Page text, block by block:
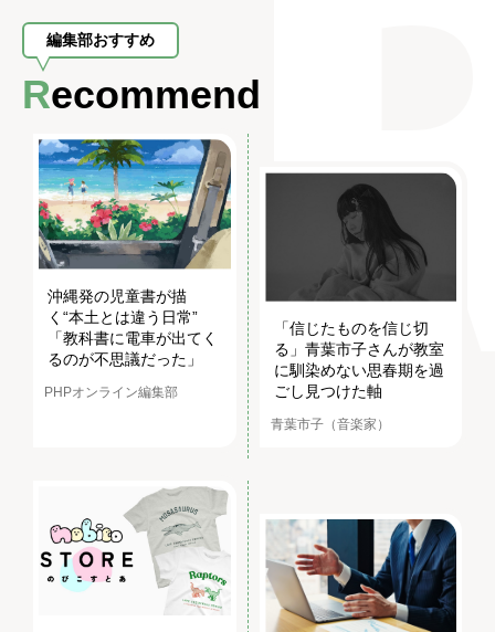
編集部おすすめ
Recommend
沖縄発の児童書が描
く“本土とは違う日常”
「教科書に電車が出てく
るのが不思議だった」
PHPオンライン編集部
「信じたものを信じ切
る」青葉市子さんが教室
に馴染めない思春期を過
ごし見つけた軸
青葉市子（音楽家）